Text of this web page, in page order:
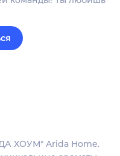
ХОУМ" Arida Home.